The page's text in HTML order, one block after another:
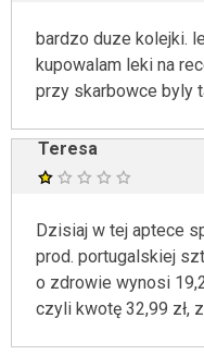
bardzo duze kolejki.
kupowalam leki na
przy skarbowce byly
Teresa
Dzisiaj w tej aptece
prod. portugalskiej
o zdrowie wynosi
czyli kwotę 32,99 zł,